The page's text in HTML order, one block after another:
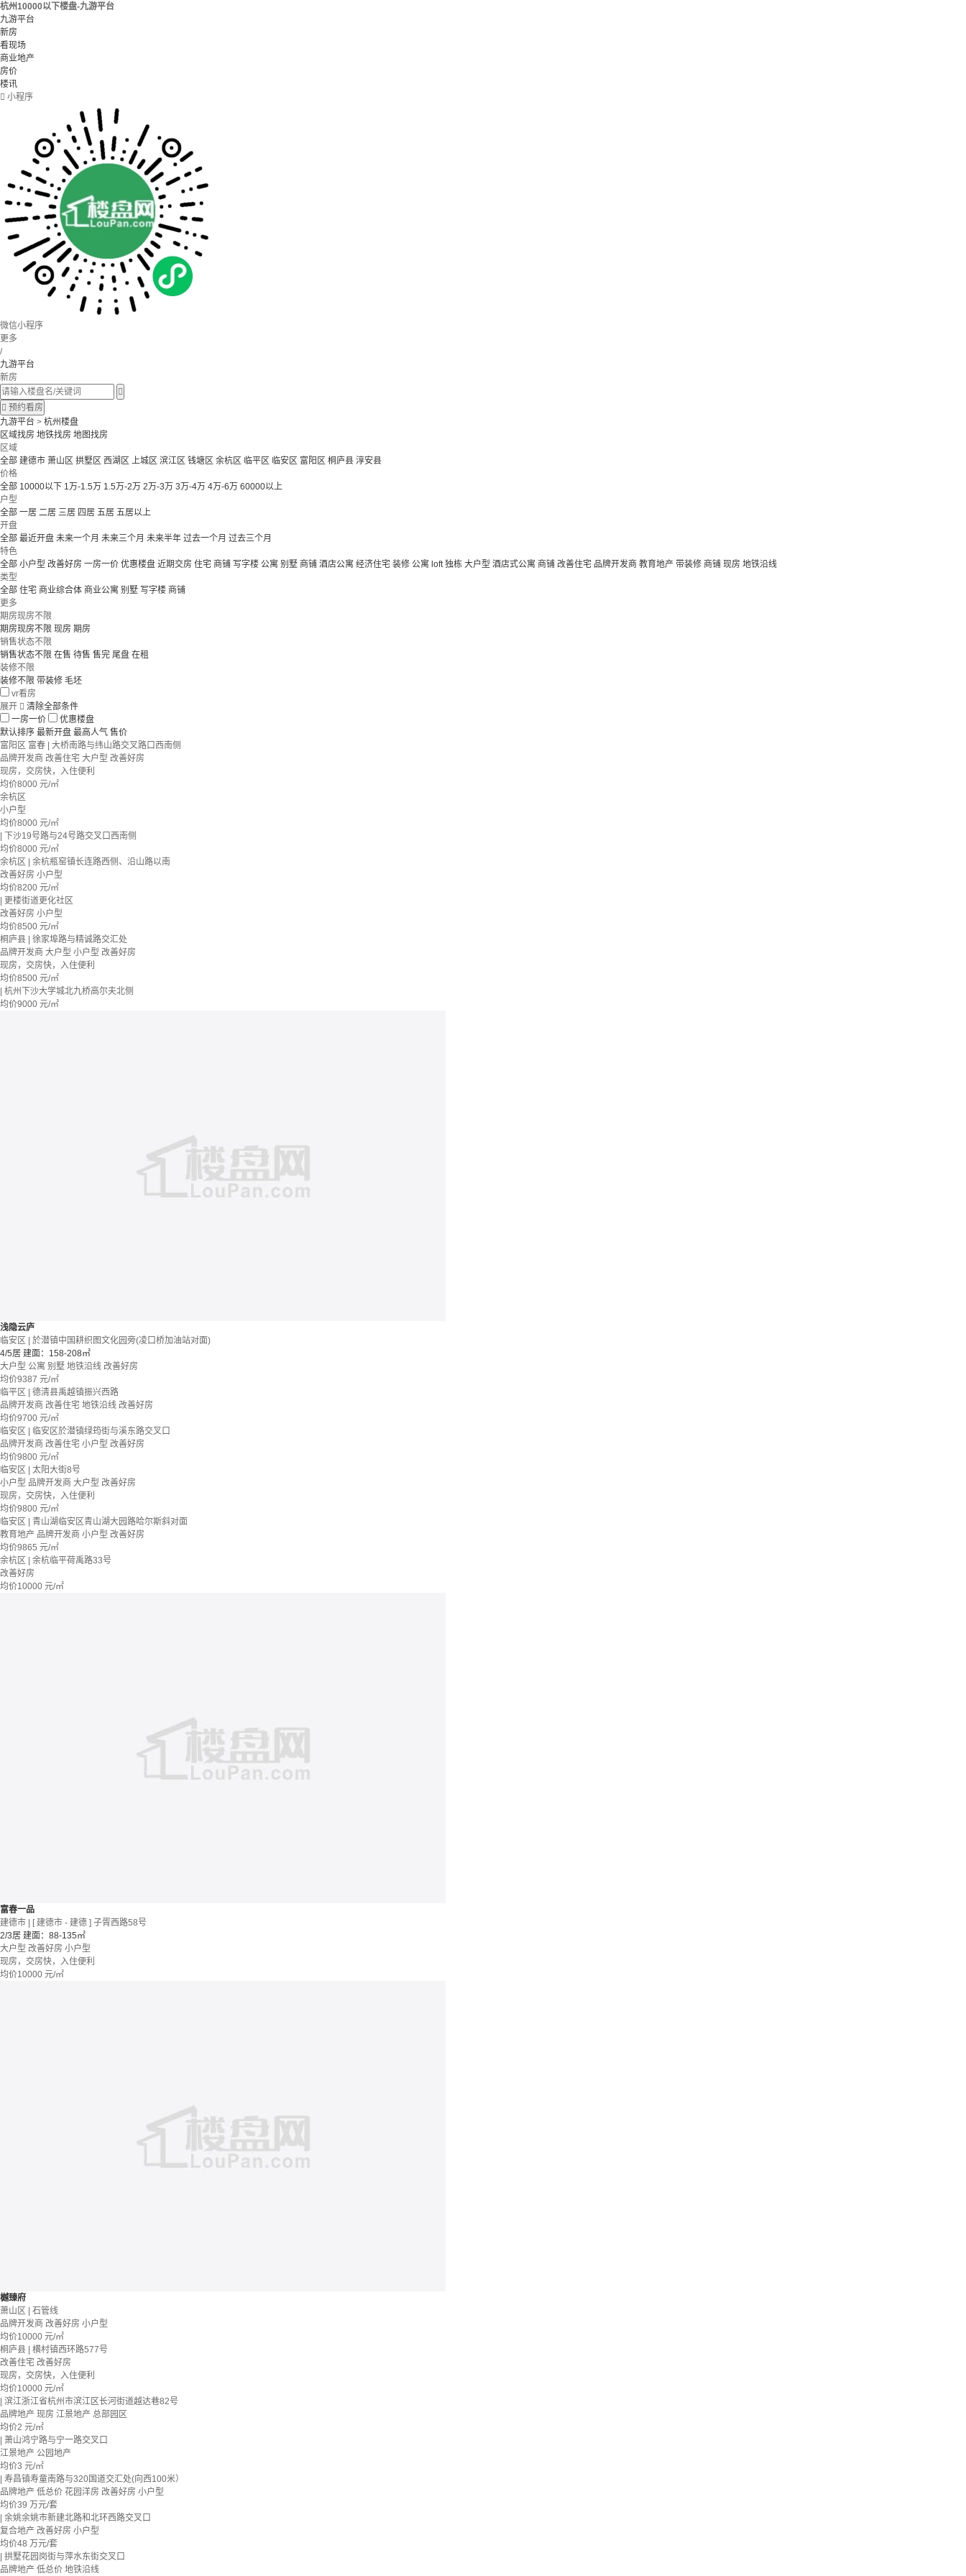
杭州10000以下楼盘-九游平台
九游平台
新房
看现场
商业地产
房价
楼讯
 小程序
微信小程序
更多
/
九游平台
新房

 预约看房
九游平台 > 杭州楼盘
区域找房 地铁找房 地图找房
区域
全部 建德市 萧山区 拱墅区 西湖区 上城区 滨江区 钱塘区 余杭区 临平区 临安区 富阳区 桐庐县 淳安县
价格
全部 10000以下 1万-1.5万 1.5万-2万 2万-3万 3万-4万 4万-6万 60000以上
户型
全部 一居 二居 三居 四居 五居 五居以上
开盘
全部 最近开盘 未来一个月 未来三个月 未来半年 过去一个月 过去三个月
特色
全部 小户型 改善好房 一房一价 优惠楼盘 近期交房 住宅 商铺 写字楼 公寓 别墅 商铺 酒店公寓 经济住宅 装修 公寓 loft独栋 大户型 酒店式公寓 商铺 改善住宅 品牌开发商 教育地产 带装修 商铺 现房 地铁沿线
类型
全部 住宅 商业综合体 商业公寓 别墅 写字楼 商铺
更多
期房现房不限
期房现房不限 现房 期房
销售状态不限
销售状态不限 在售 待售 售完 尾盘 在租
装修不限
装修不限 带装修 毛坯
vr看房
展开  清除全部条件
一房一价
优惠楼盘
默认排序 最新开盘 最高人气 售价
富阳区 富春 | 大桥南路与纬山路交叉路口西南侧
品牌开发商 改善住宅 大户型 改善好房
现房，交房快，入住便利
均价8000 元/㎡
余杭区
小户型
均价8000 元/㎡
| 下沙19号路与24号路交叉口西南侧
均价8000 元/㎡
余杭区 | 余杭瓶窑镇长连路西侧、沿山路以南
改善好房 小户型
均价8200 元/㎡
| 更楼街道更化社区
改善好房 小户型
均价8500 元/㎡
桐庐县 | 徐家埠路与精诚路交汇处
品牌开发商 大户型 小户型 改善好房
现房，交房快，入住便利
均价8500 元/㎡
| 杭州下沙大学城北九桥高尔夫北侧
均价9000 元/㎡
浅隐云庐
临安区 | 於潜镇中国耕织图文化园旁(凌口桥加油站对面)
4/5居 建面：158-208㎡
大户型 公寓 别墅 地铁沿线 改善好房
均价9387 元/㎡
临平区 | 德清县禹越镇振兴西路
品牌开发商 改善住宅 地铁沿线 改善好房
均价9700 元/㎡
临安区 | 临安区於潜镇绿筠街与溪东路交叉口
品牌开发商 改善住宅 小户型 改善好房
均价9800 元/㎡
临安区 | 太阳大街8号
小户型 品牌开发商 大户型 改善好房
现房，交房快，入住便利
均价9800 元/㎡
临安区 | 青山湖临安区青山湖大园路哈尔斯斜对面
教育地产 品牌开发商 小户型 改善好房
均价9865 元/㎡
余杭区 | 余杭临平荷禹路33号
改善好房
均价10000 元/㎡
富春一品
建德市 | [ 建德市 - 建德 ] 子胥西路58号
2/3居 建面：88-135㎡
大户型 改善好房 小户型
现房，交房快，入住便利
均价10000 元/㎡
樾臻府
萧山区 | 石管线
品牌开发商 改善好房 小户型
均价10000 元/㎡
桐庐县 | 横村镇西环路577号
改善住宅 改善好房
现房，交房快，入住便利
均价10000 元/㎡
| 滨江浙江省杭州市滨江区长河街道越达巷82号
品牌地产 现房 江景地产 总部园区
均价2 元/㎡
| 萧山鸿宁路与宁一路交叉口
江景地产 公园地产
均价3 元/㎡
| 寿昌镇寿童南路与320国道交汇处(向西100米）
品牌地产 低总价 花园洋房 改善好房 小户型
均价39 万元/套
| 余姚余姚市新建北路和北环西路交叉口
复合地产 改善好房 小户型
均价48 万元/套
| 拱墅花园岗街与萍水东街交叉口
品牌地产 低总价 地铁沿线